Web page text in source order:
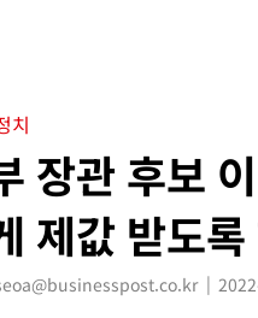
치
장관 후보
제값 받도